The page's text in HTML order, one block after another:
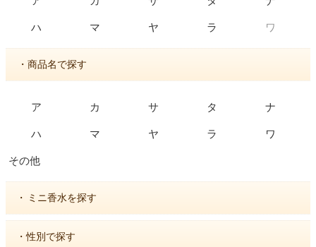
ハ マ ヤ ラ ワ
・商品名で探す
ア カ サ タ ナ
ハ マ ヤ ラ ワ
その他
・ ミニ香水を探す
・性別で探す